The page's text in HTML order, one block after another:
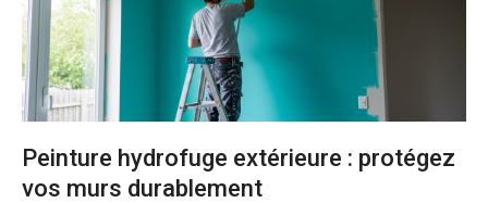
Peinture hydrofuge extérieure : protégez
vos murs durablement